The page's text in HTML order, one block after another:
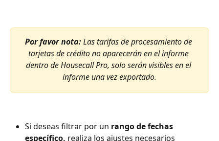
Por favor nota: Las tarifas de procesamiento de
tarjetas de crédito no aparecerán en el informe
dentro de Housecall Pro, solo serán visibles en el
informe una vez exportado.
Si deseas filtrar por un rango de fechas
específico, realiza los ajustes necesarios